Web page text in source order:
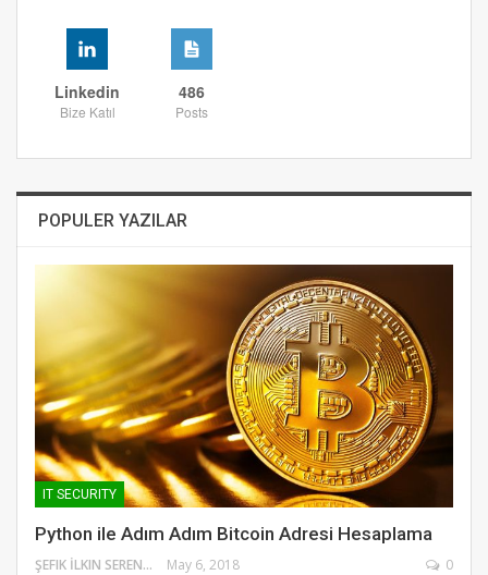
Linkedin
Bize Katıl
486
Posts
POPULER YAZILAR
IT SECURITY
Python ile Adım Adım Bitcoin Adresi Hesaplama
ŞEFIK İLKIN SERENGIL May 6, 2018 0